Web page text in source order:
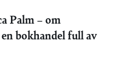
Palm – om
bokhandel full av